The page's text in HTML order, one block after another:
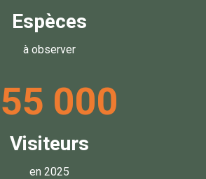
Espèces
à observer
55 000
Visiteurs
en 2025